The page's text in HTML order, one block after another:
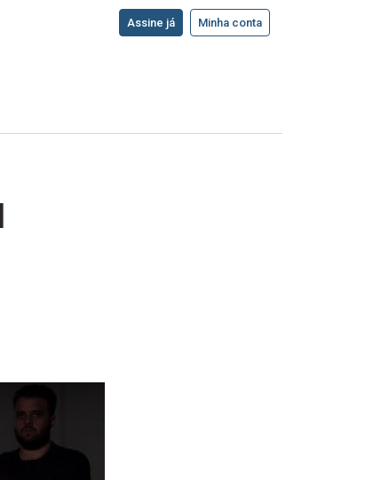
Assine já Minha conta